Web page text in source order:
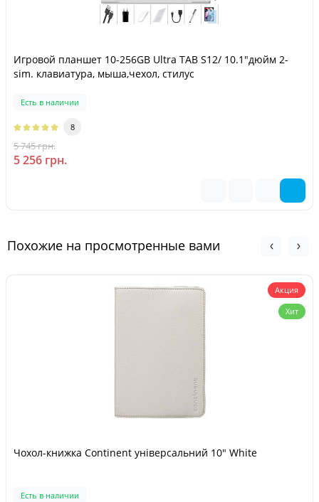
Игровой планшет 10-256GB Ultra TAB S12/ 10.1"дюйм 2-
sim. клавиатура, мыша,чехол, стилус
Есть в наличии
8
5 745 грн.
5 256 грн.
Похожие на просмотренные вами
Акция
Хит
Чохол-книжка Continent універсальний 10" White
Есть в наличии